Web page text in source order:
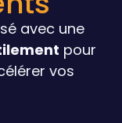
avec une
pour
vos